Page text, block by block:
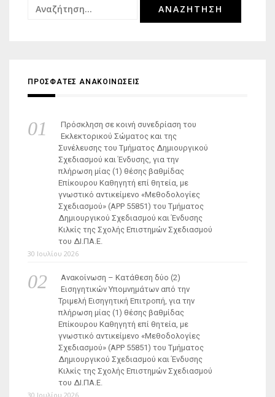
Αναζήτηση
ΠΡΟΣΦΑΤΕΣ ΑΝΑΚΟΙΝΩΣΕΙΣ
Πρόσκληση σε κοινή συνεδρίαση του
Εκλεκτορικού Σώματος και της
Συνέλευσης του Τμήματος Δημιουργικού
Σχεδιασμού και Ένδυσης, για την
πλήρωση μίας (1) θέσης βαθμίδας
Επίκουρου Καθηγητή επί θητεία, με
γνωστικό αντικείμενο «Μεθοδολογίες
Σχεδιασμού» (ΑΡΡ 55851) του Τμήματος
Δημιουργικού Σχεδιασμού και Ένδυσης
Κιλκίς της Σχολής Επιστημών Σχεδιασμού
του ΔΙ.ΠΑ.Ε.
30 Ιουλίου 2026
Ανακοίνωση – Κατάθεση δύο (2)
Εισηγητικών Υπομνημάτων από την
Τριμελή Εισηγητική Επιτροπή, για την
πλήρωση μίας (1) θέσης βαθμίδας
Επίκουρου Καθηγητή επί θητεία, με
γνωστικό αντικείμενο «Μεθοδολογίες
Σχεδιασμού» (ΑΡΡ 55851) του Τμήματος
Δημιουργικού Σχεδιασμού και Ένδυσης
Κιλκίς της Σχολής Επιστημών Σχεδιασμού
του ΔΙ.ΠΑ.Ε.
30 Ιουλίου 2026